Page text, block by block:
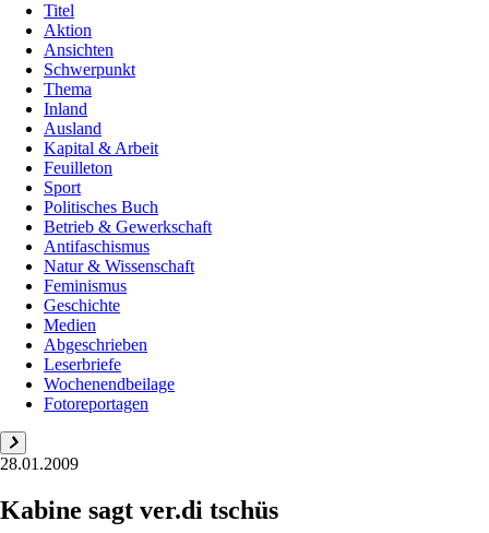
Titel
Aktion
Ansichten
Schwerpunkt
Thema
Inland
Ausland
Kapital & Arbeit
Feuilleton
Sport
Politisches Buch
Betrieb & Gewerkschaft
Antifaschismus
Natur & Wissenschaft
Feminismus
Geschichte
Medien
Abgeschrieben
Leserbriefe
Wochenendbeilage
Fotoreportagen
28.01.2009
Kabine sagt ver.di tschüs